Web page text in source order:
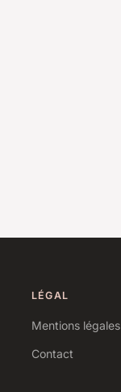
LÉGAL
Mentions légales
Contact